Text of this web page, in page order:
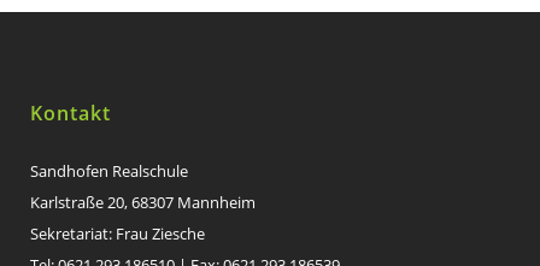
Kontakt
Sandhofen Realschule
Karlstraße 20, 68307 Mannheim
Sekretariat: Frau Ziesche